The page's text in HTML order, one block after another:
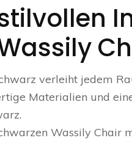
verleiht jedem
Materialien und
Wassily Chair